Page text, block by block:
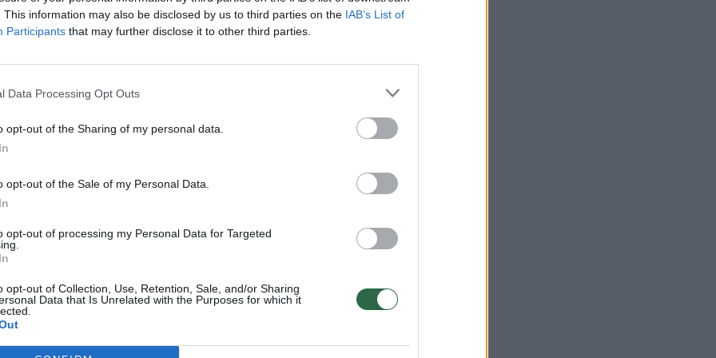
This information may also be disclosed by us to third parties on the IAB’s List of
Participants that may further disclose it to other third parties.
Data Processing Opt Outs
opt-out of the Sharing of my personal data.
opt-out of the Sale of my Personal Data.
opt-out of processing my Personal Data for Targeted
opt-out of Collection, Use, Retention, Sale, and/or Sharing
Data that Is Unrelated with the Purposes for which it
JAV kasmet kainuoja apie 6 milijardus
Vien JAV istorijoje dėl šių vabzdžių
portalas ABC pranešė, kad
ir Australijoje.
pirmą kartą užfiksuotos dar
pernai pavasarį pasipylė pranešimai
23 žmonės atsidūrė ligoninėje,
paskelbė skirianti 24 milijonus
naikinimo priemonėms.
– mirtį – lemia alerginė reakcija į šių
jautrūs žmonės pranešė susidūrę
skausmu įgėlimo vietoje. Tai, sako